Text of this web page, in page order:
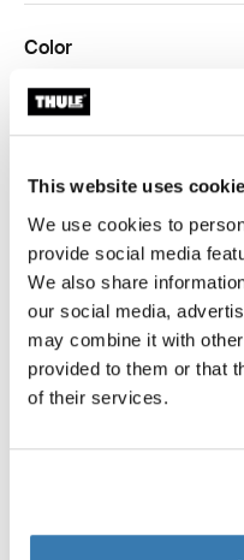
This website uses
We use cookies to
provide social media
We also share
our social media,
may combine it with
provided to them or that
of their services.
Color
Thule compression packing
Thule compression
ThuleThule
Garantía Thule
Encontrar en tienda
gracias a un